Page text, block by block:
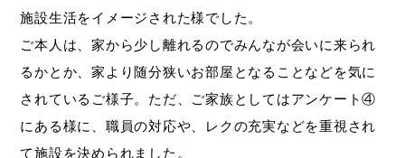
施設生活をイメージされた様でした。
ご本人は、家から少し離れるのでみんなが会いに来られ
るかとか、家より随分狭いお部屋となることなどを気に
されているご様子。ただ、ご家族としてはアンケート④
にある様に、職員の対応や、レクの充実などを重視され
て施設を決められました。